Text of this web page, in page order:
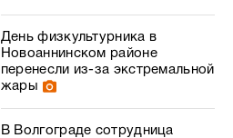
День физкультурника в
Новоаннинском районе
перенесли из-за экстремальной
жары
В Волгограде сотрудница